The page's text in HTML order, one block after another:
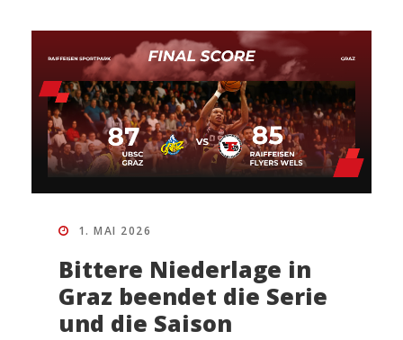
1. MAI 2026
Bittere Niederlage in
Graz beendet die Serie
und die Saison